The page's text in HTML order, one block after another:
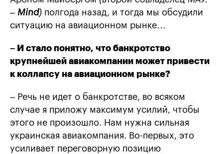
– Mind) полгода назад, и тогда мы обсудили
ситуацию на авиационном рынке…
– И стало понятно, что банкротство
крупнейшей авиакомпании может привести
к коллапсу на авиационном рынке?
– Речь не идет о банкротстве, во всяком
случае я приложу максимум усилий, чтобы
этого не произошло. Нам нужна сильная
украинская авиакомпания. Во-первых, это
усиливает переговорную позицию